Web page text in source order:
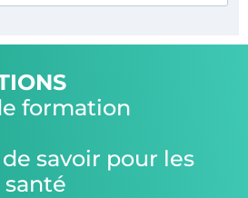
formation
savoir pour les
santé